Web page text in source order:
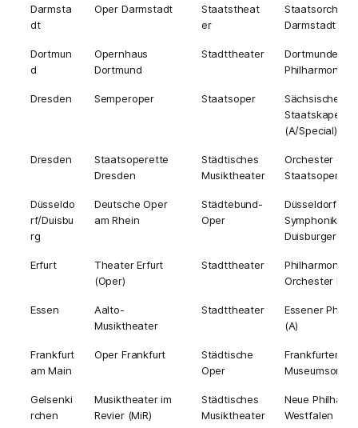
Darmsta
dt
Oper Darmstadt
Staatstheat
er
Darmstadt (A)
Dortmun
d
Opernhaus
Dortmund
Stadttheater
Dortmunder
Dresden Semperoper Staatsoper
Sächsische
Staatskapelle
(A/Special)
Dresden
Staatsoperette
Dresden
Städtisches
Musiktheater
Orchester der
Düsseldo
rf/Duisbu
rg
Deutsche Oper
am Rhein
Städtebund-
Oper
Düsseldorfer
Symphoniker /
Duisburger
Erfurt
Theater Erfurt
(Oper)
Stadttheater
Orchester
Essen
Aalto-
Musiktheater
Stadttheater
Essener
(A)
Frankfurt
am Main
Oper Frankfurt
Städtische
Oper
Frankfurter
Gelsenki
rchen
Musiktheater im
Revier (MiR)
Städtisches
Musiktheater
Neue
Westfalen